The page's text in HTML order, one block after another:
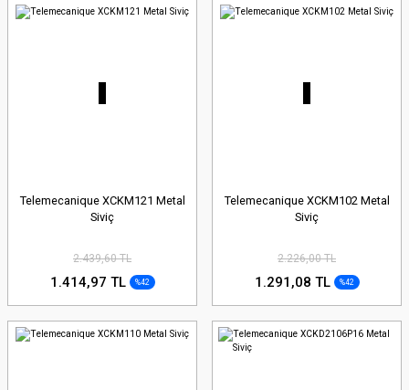
Telemecanique XCKM121 Metal
Siviç
2.439,60 TL
1.414,97 TL %42
Telemecanique XCKM102 Metal
Siviç
2.226,00 TL
1.291,08 TL %42